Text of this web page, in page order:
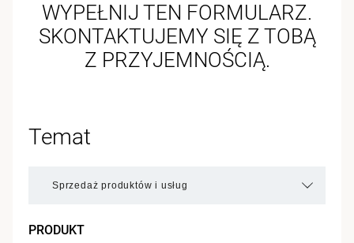
WYPEŁNIJ TEN FORMULARZ.
SKONTAKTUJEMY SIĘ Z TOBĄ
Z PRZYJEMNOŚCIĄ.
Temat
PRODUKT